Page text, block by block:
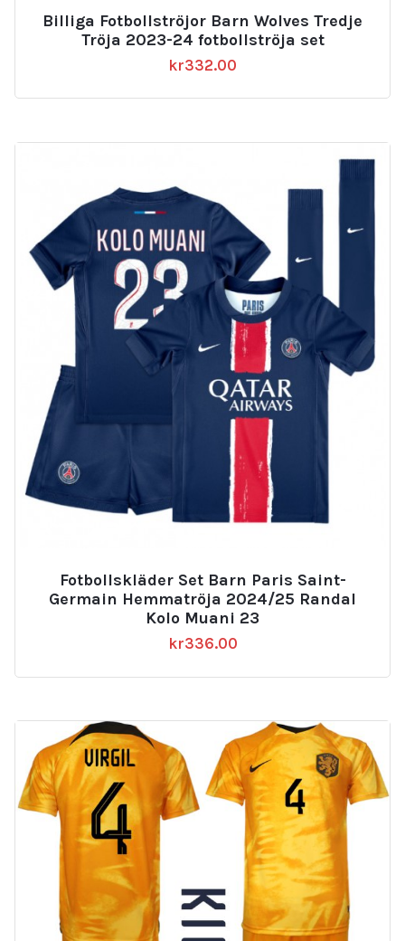
Billiga Fotbollströjor Barn Wolves Tredje
Tröja 2023-24 fotbollströja set
kr332.00
Fotbollskläder Set Barn Paris Saint-
Germain Hemmatröja 2024/25 Randal
Kolo Muani 23
kr336.00